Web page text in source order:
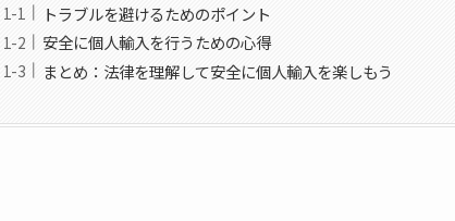
トラブルを避けるためのポイント
安全に個人輸入を行うための心得
まとめ：法律を理解して安全に個人輸入を楽しもう